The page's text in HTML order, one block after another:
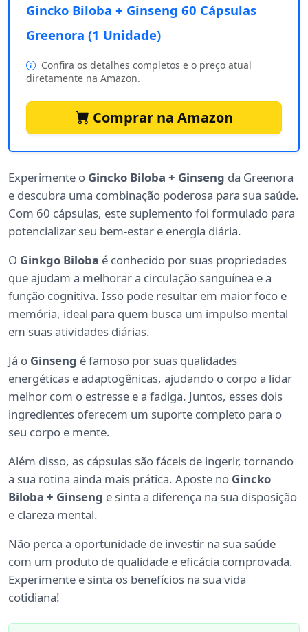
Gincko Biloba + Ginseng 60 Cápsulas
Greenora (1 Unidade)
Confira os detalhes completos e o preço atual
diretamente na Amazon.
Comprar na Amazon
Experimente o Gincko Biloba + Ginseng da Greenora
e descubra uma combinação poderosa para sua saúde.
Com 60 cápsulas, este suplemento foi formulado para
potencializar seu bem-estar e energia diária.
O Ginkgo Biloba é conhecido por suas propriedades
que ajudam a melhorar a circulação sanguínea e a
função cognitiva. Isso pode resultar em maior foco e
memória, ideal para quem busca um impulso mental
em suas atividades diárias.
Já o Ginseng é famoso por suas qualidades
energéticas e adaptogênicas, ajudando o corpo a lidar
melhor com o estresse e a fadiga. Juntos, esses dois
ingredientes oferecem um suporte completo para o
seu corpo e mente.
Além disso, as cápsulas são fáceis de ingerir, tornando
a sua rotina ainda mais prática. Aposte no Gincko
Biloba + Ginseng e sinta a diferença na sua disposição
e clareza mental.
Não perca a oportunidade de investir na sua saúde
com um produto de qualidade e eficácia comprovada.
Experimente e sinta os benefícios na sua vida
cotidiana!